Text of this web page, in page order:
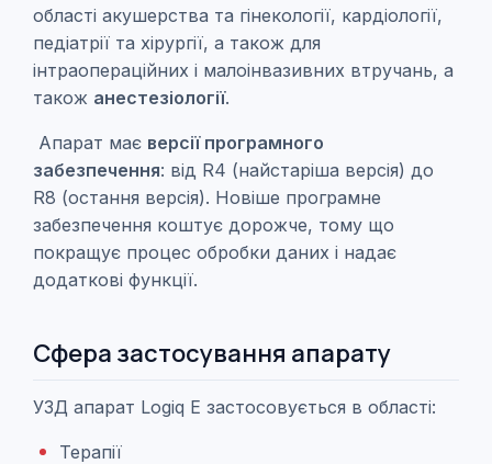
області акушерства та гінекології, кардіології,
педіатрії та хірургії, а також для
інтраопераційних і малоінвазивних втручань, а
також анестезіології.
Апарат має версії програмного
забезпечення: від R4 (найстаріша версія) до
R8 (остання версія). Новіше програмне
забезпечення коштує дорожче, тому що
покращує процес обробки даних і надає
додаткові функції.
Сфера застосування апарату
УЗД апарат Logiq E застосовується в області:
Терапії